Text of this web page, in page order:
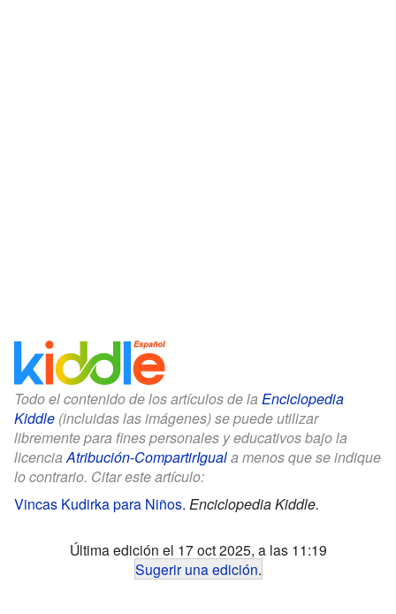
Todo el contenido de los artículos de la Enciclopedia
Kiddle (incluidas las imágenes) se puede utilizar
libremente para fines personales y educativos bajo la
licencia Atribución-CompartirIguala menos que se indique
lo contrario. Citar este artículo:
Vincas Kudirka para Niños. Enciclopedia Kiddle.
Última edición el 17 oct 2025, a las 11:19
Sugerir una edición.